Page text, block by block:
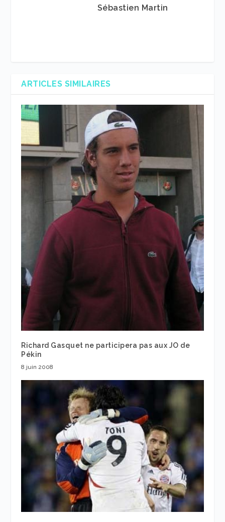
Sébastien Martin
ARTICLES SIMILAIRES
Richard Gasquet ne participera pas aux JO de
Pékin
8 juin 2008